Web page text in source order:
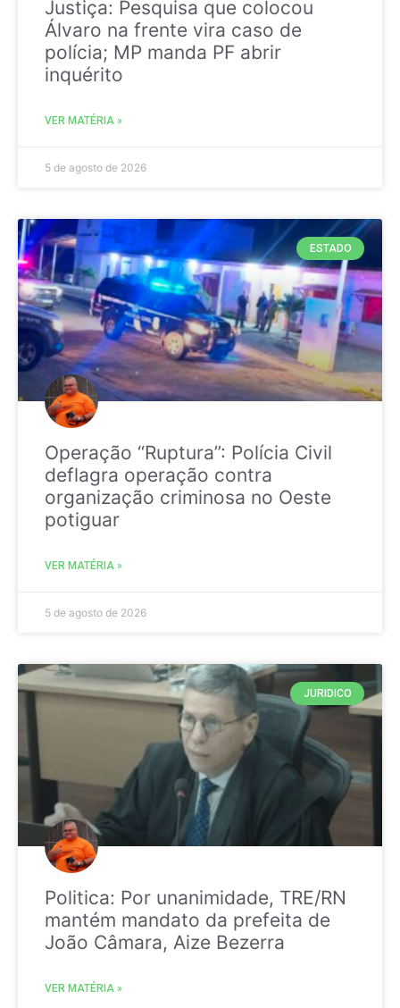
Justiça: Pesquisa que colocou
Álvaro na frente vira caso de
polícia; MP manda PF abrir
inquérito
VER MATÉRIA »
5 de agosto de 2026
ESTADO
Operação “Ruptura”: Polícia Civil
deflagra operação contra
organização criminosa no Oeste
potiguar
VER MATÉRIA »
5 de agosto de 2026
JURIDICO
Politica: Por unanimidade, TRE/RN
mantém mandato da prefeita de
João Câmara, Aize Bezerra
VER MATÉRIA »